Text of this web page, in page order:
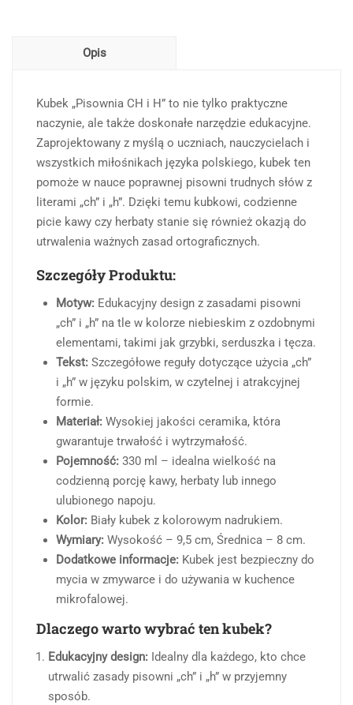
Opis
Kubek „Pisownia CH i H” to nie tylko praktyczne
naczynie, ale także doskonałe narzędzie edukacyjne.
Zaprojektowany z myślą o uczniach, nauczycielach i
wszystkich miłośnikach języka polskiego, kubek ten
pomoże w nauce poprawnej pisowni trudnych słów z
literami „ch” i „h”. Dzięki temu kubkowi, codzienne
picie kawy czy herbaty stanie się również okazją do
utrwalenia ważnych zasad ortograficznych.
Szczegóły Produktu:
Motyw: Edukacyjny design z zasadami pisowni
„ch” i „h” na tle w kolorze niebieskim z ozdobnymi
elementami, takimi jak grzybki, serduszka i tęcza.
Tekst: Szczegółowe reguły dotyczące użycia „ch”
i „h” w języku polskim, w czytelnej i atrakcyjnej
formie.
Materiał: Wysokiej jakości ceramika, która
gwarantuje trwałość i wytrzymałość.
Pojemność: 330 ml – idealna wielkość na
codzienną porcję kawy, herbaty lub innego
ulubionego napoju.
Kolor: Biały kubek z kolorowym nadrukiem.
Wymiary: Wysokość – 9,5 cm, Średnica – 8 cm.
Dodatkowe informacje: Kubek jest bezpieczny do
mycia w zmywarce i do używania w kuchence
mikrofalowej.
Dlaczego warto wybrać ten kubek?
Edukacyjny design: Idealny dla każdego, kto chce
utrwalić zasady pisowni „ch” i „h” w przyjemny
sposób.